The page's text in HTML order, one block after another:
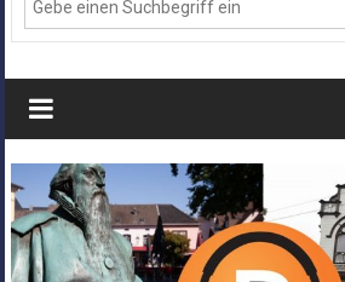
Deiner
Stadt
Monheim